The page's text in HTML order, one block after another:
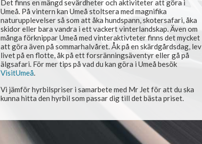
Det finns en mängd sevärdheter och aktiviteter att göra i
Umeå. På vintern kan Umeå stoltsera med magnifika
naturupplevelser så som att åka hundspann, skotersafari, åka
skidor eller bara vandra i ett vackert vinterlandskap. Även om
många förknippar Umeå med vinteraktivteter finns det mycket
att göra även på sommarhalvåret. Åk på en skärdgårdsdag, lev
livet på en flotte, åk på ett forsränningsäventyr eller gå på
älgsafari. För mer tips på vad du kan göra i Umeå besök
VisitUmeå.
Vi jämför hyrbilspriser i samarbete med Mr Jet för att du ska
kunna hitta den hyrbil som passar dig till det bästa priset.